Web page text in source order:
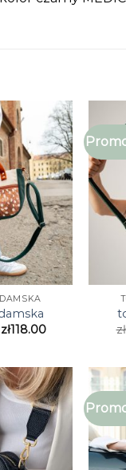
zł118.00
zł